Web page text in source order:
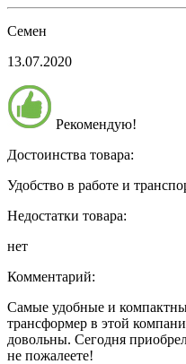
Семен
13.07.2020
Рекомендую!
Достоинства товара:
Удобство в работе и
Недостатки товара:
нет
Комментарий:
Самые удобные и
трансформер в этой
довольны. Сегодня
не пожалеете!